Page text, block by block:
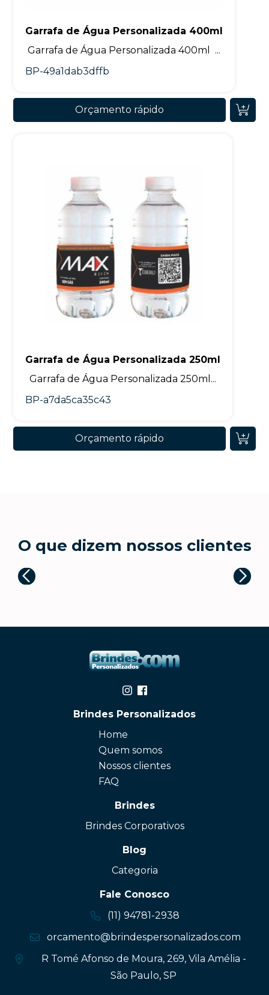
Garrafa de Água Personalizada 400ml
Garrafa de Água Personalizada 400ml ...
BP-49a1dab3dffb
Orçamento rápido
Garrafa de Água Personalizada 250ml
Garrafa de Água Personalizada 250ml...
BP-a7da5ca35c43
Orçamento rápido
O que dizem nossos clientes
Brindes Personalizados
Home
Quem somos
Nossos clientes
FAQ
Brindes
Brindes Corporativos
Blog
Categoria
Fale Conosco
(11) 94781-2938
orcamento@brindespersonalizados.com
R Tomé Afonso de Moura, 269, Vila Amélia -
São Paulo, SP